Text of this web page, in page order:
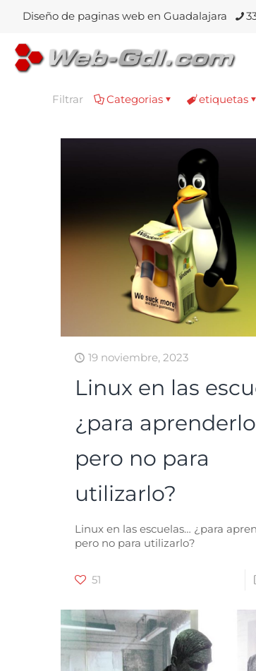
Diseño de paginas web en Guadalajara
Filtrar Categorias etiquetas
19 noviembre, 2023
Linux en las
¿para
pero no para
utilizarlo?
Linux en las escuelas… ¿para
pero no para utilizarlo?
51